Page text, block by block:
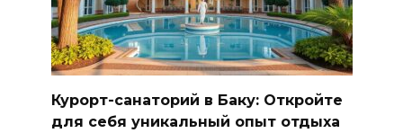
Курорт-санаторий в Баку: Откройте
для себя уникальный опыт отдыха